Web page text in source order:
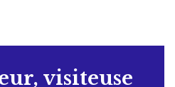
visiteuse